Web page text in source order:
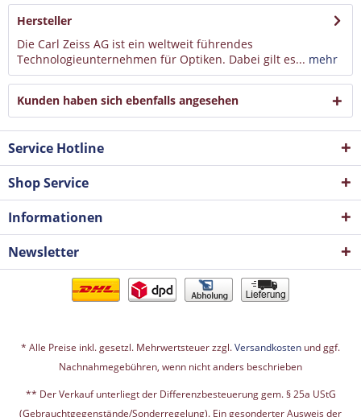
Hersteller
Die Carl Zeiss AG ist ein weltweit führendes
Technologieunternehmen für Optiken. Dabei gilt es... mehr
Kunden haben sich ebenfalls angesehen
Service Hotline
Shop Service
Informationen
Newsletter
* Alle Preise inkl. gesetzl. Mehrwertsteuer zzgl.Versandkosten und ggf.
Nachnahmegebühren, wenn nicht anders beschrieben
** Der Verkauf unterliegt der Differenzbesteuerung gem. § 25a UStG
(Gebrauchtgegenstände/Sonderregelung). Ein gesonderter Ausweis der